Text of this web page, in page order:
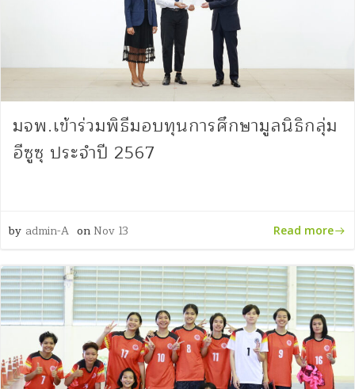
มจพ.เข้าร่วมพิธีมอบทุนการศึกษามูลนิธิกลุ่ม
อีซูซุ ประจำปี 2567
by admin-A on Nov 13 Read more